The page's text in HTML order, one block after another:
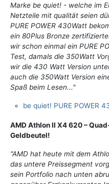
Marke be quiet! - welche im
Netzteile mit qualität seien
PURE POWER 430Watt
ein 80Plus Bronze
wir schon einmal ein PURE
Test, damals die 350Watt
wir die 430 Watt Version
auch die 350Watt Version
Spaß beim Lesen..."
be quiet! PURE POWER
AMD Athlon II X4 620 –
Geldbeutel!
"AMD hat heute mit dem
das untere Preissegment
sein Portfolio nach unten